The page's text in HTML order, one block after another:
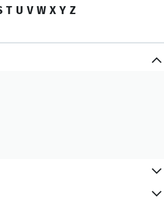
T U V W X Y Z